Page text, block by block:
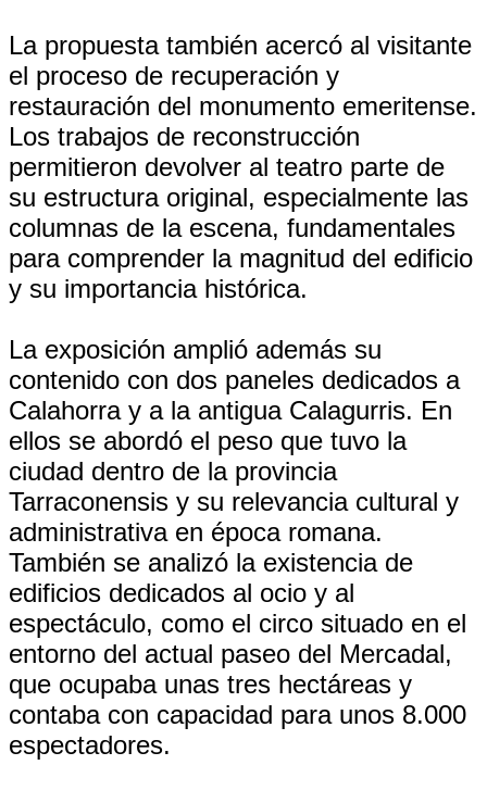
La propuesta también acercó al visitante
el proceso de recuperación y
restauración del monumento emeritense.
Los trabajos de reconstrucción
permitieron devolver al teatro parte de
su estructura original, especialmente las
columnas de la escena, fundamentales
para comprender la magnitud del edificio
y su importancia histórica.
La exposición amplió además su
contenido con dos paneles dedicados a
Calahorra y a la antigua Calagurris. En
ellos se abordó el peso que tuvo la
ciudad dentro de la provincia
Tarraconensis y su relevancia cultural y
administrativa en época romana.
También se analizó la existencia de
edificios dedicados al ocio y al
espectáculo, como el circo situado en el
entorno del actual paseo del Mercadal,
que ocupaba unas tres hectáreas y
contaba con capacidad para unos 8.000
espectadores.